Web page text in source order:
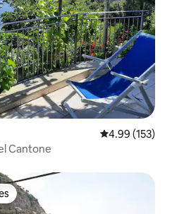
Calificación
4.99 (153)
Cantone